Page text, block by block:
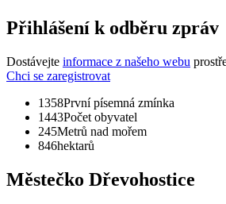
Přihlášení k odběru zpráv
Dostávejte informace z našeho webu
Chci se zaregistrovat
1358První písemná zmínka
1443Počet obyvatel
245Metrů nad mořem
846hektarů
Městečko Dřevohostice